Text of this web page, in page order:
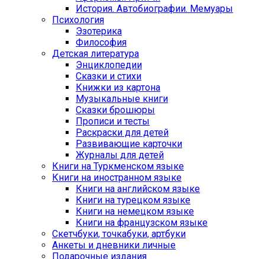
История. Автобиографии. Мемуары
Психология
Эзотерика
Философия
Детская литература
Энциклопедии
Сказки и стихи
Книжки из картона
Музыкальные книги
Сказки брошюры
Прописи и тесты
Раскраски для детей
Развивающие карточки
Журналы для детей
Книги на Туркменском языке
Книги на иностранном языке
Книги на английском языке
Книги на турецком языке
Книги на немецком языке
Книги на французском языке
Cкетчбуки, точкабуки, артбуки
Анкеты и дневники личные
Подарочные издания